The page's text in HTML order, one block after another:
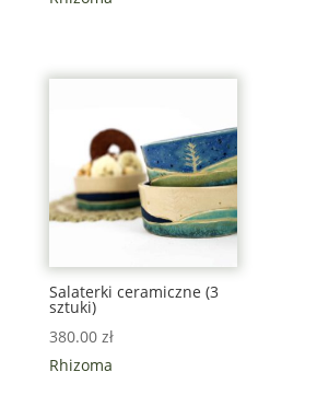
Salaterki ceramiczne (3
sztuki)
380.00 zł
Rhizoma